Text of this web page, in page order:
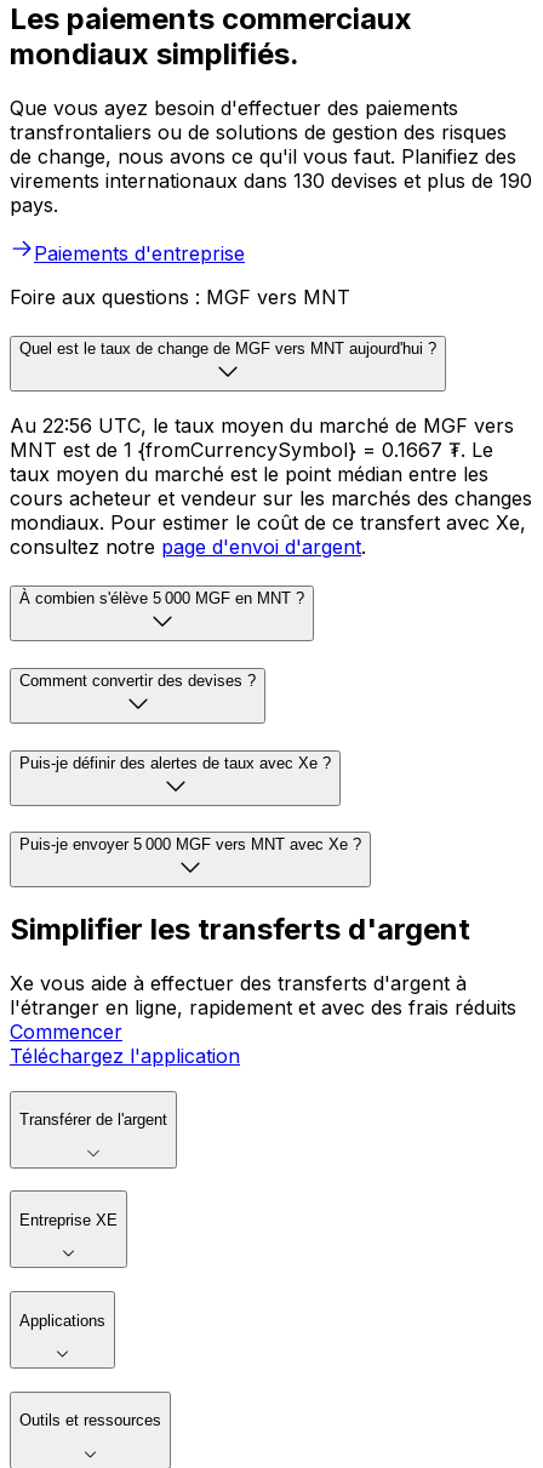
Les paiements commerciaux
mondiaux simplifiés.
Que vous ayez besoin d'effectuer des paiements
transfrontaliers ou de solutions de gestion des risques
de change, nous avons ce qu'il vous faut. Planifiez des
virements internationaux dans 130 devises et plus de 190
pays.
Paiements d'entreprise
Foire aux questions : MGF vers MNT
Quel est le taux de change de MGF vers MNT aujourd'hui ?
Au 22:56 UTC, le taux moyen du marché de MGF vers
MNT est de 1 {fromCurrencySymbol} = 0.1667 ₮. Le
taux moyen du marché est le point médian entre les
cours acheteur et vendeur sur les marchés des changes
mondiaux. Pour estimer le coût de ce transfert avec Xe,
consultez notre page d'envoi d'argent.
À combien s'élève 5 000 MGF en MNT ?
Comment convertir des devises ?
Puis-je définir des alertes de taux avec Xe ?
Puis-je envoyer 5 000 MGF vers MNT avec Xe ?
Simplifier les transferts d'argent
Xe vous aide à effectuer des transferts d'argent à
l'étranger en ligne, rapidement et avec des frais réduits
Commencer
Téléchargez l'application
Transférer de l'argent
Entreprise XE
Applications
Outils et ressources